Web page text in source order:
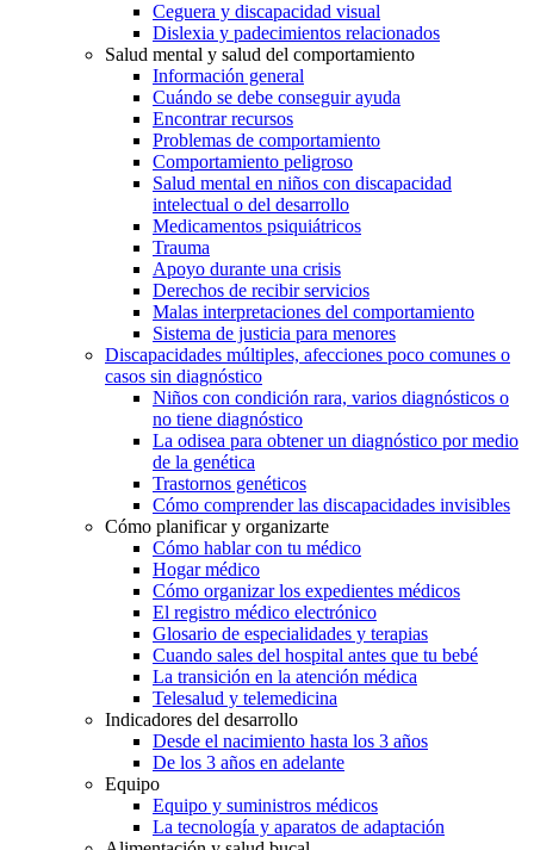
Ceguera y discapacidad visual
Dislexia y padecimientos relacionados
Salud mental y salud del comportamiento
Información general
Cuándo se debe conseguir ayuda
Encontrar recursos
Problemas de comportamiento
Comportamiento peligroso
Salud mental en niños con discapacidad
intelectual o del desarrollo
Medicamentos psiquiátricos
Trauma
Apoyo durante una crisis
Derechos de recibir servicios
Malas interpretaciones del comportamiento
Sistema de justicia para menores
Discapacidades múltiples, afecciones poco comunes o
casos sin diagnóstico
Niños con condición rara, varios diagnósticos o
no tiene diagnóstico
La odisea para obtener un diagnóstico por medio
de la genética
Trastornos genéticos
Cómo comprender las discapacidades invisibles
Cómo planificar y organizarte
Cómo hablar con tu médico
Hogar médico
Cómo organizar los expedientes médicos
El registro médico electrónico
Glosario de especialidades y terapias
Cuando sales del hospital antes que tu bebé
La transición en la atención médica
Telesalud y telemedicina
Indicadores del desarrollo
Desde el nacimiento hasta los 3 años
De los 3 años en adelante
Equipo
Equipo y suministros médicos
La tecnología y aparatos de adaptación